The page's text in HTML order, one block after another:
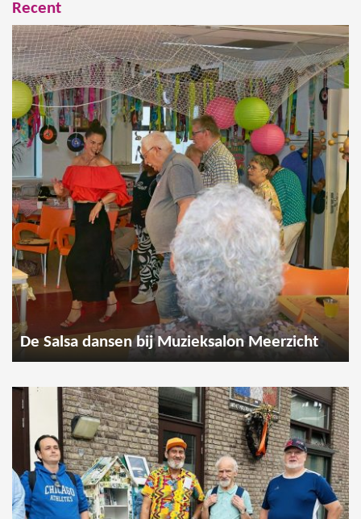
Recent
De Salsa dansen bij Muzieksalon Meerzicht